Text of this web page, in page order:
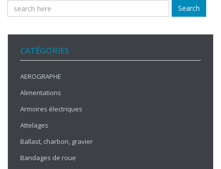
Search
CATÉGORIES
AEROGRAPHE
Alimentations
Armoires électriques
Attelages
Ballast, charbon, gravier
Bandages de roue